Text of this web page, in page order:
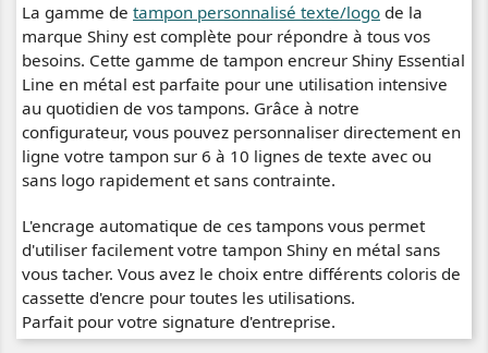
La gamme de tampon personnalisé texte/logo de la
marque Shiny est complète pour répondre à tous vos
besoins. Cette gamme de tampon encreur Shiny Essential
Line en métal est parfaite pour une utilisation intensive
au quotidien de vos tampons. Grâce à notre
configurateur, vous pouvez personnaliser directement en
ligne votre tampon sur 6 à 10 lignes de texte avec ou
sans logo rapidement et sans contrainte.
L'encrage automatique de ces tampons vous permet
d'utiliser facilement votre tampon Shiny en métal sans
vous tacher. Vous avez le choix entre différents coloris de
cassette d'encre pour toutes les utilisations.
Parfait pour votre signature d'entreprise.